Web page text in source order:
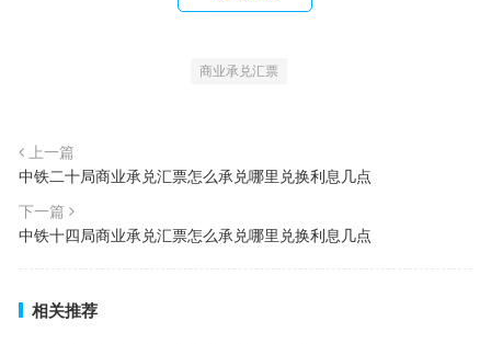
商业承兑汇票
上一篇
中铁二十局商业承兑汇票怎么承兑哪里兑换利息几点
下一篇
中铁十四局商业承兑汇票怎么承兑哪里兑换利息几点
相关推荐